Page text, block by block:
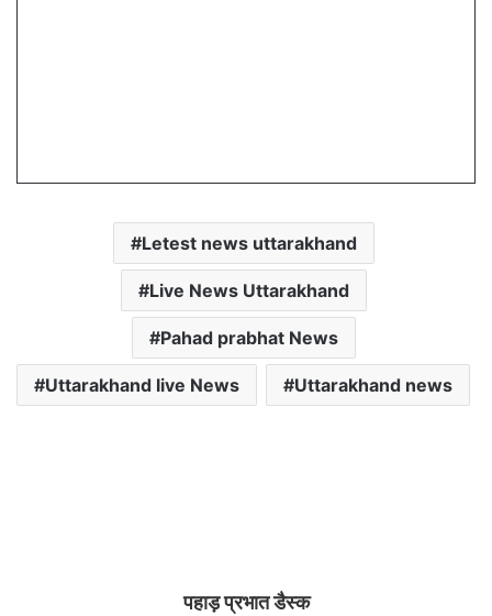
Letest news uttarakhand
Live News Uttarakhand
Pahad prabhat News
Uttarakhand live News Uttarakhand news
पहाड़ प्रभात डैस्क